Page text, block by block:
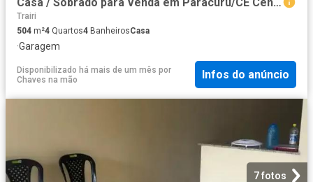
Trairi
504 m²4 Quartos4 BanheirosCasa
·Garagem
Disponibilizado há mais de um mês por
Chaves na mão
Infos do anúncio
7 fotos